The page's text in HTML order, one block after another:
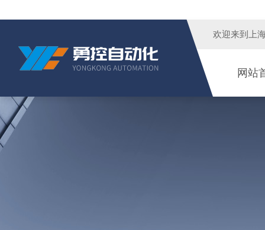
欢迎来到 上
网站